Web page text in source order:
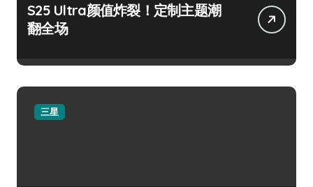
S25 Ultra颜值炸裂！定制主题潮
翻全场
三星